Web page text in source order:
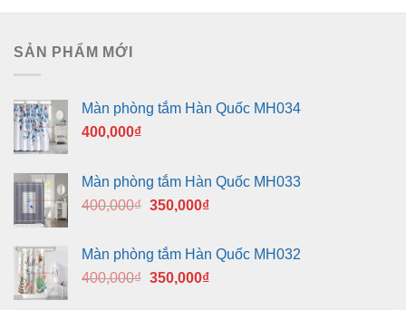
SẢN PHẨM MỚI
Màn phòng tắm Hàn Quốc MH034
400,000₫
Màn phòng tắm Hàn Quốc MH033
400,000₫ Giá
400,000₫.
350,000₫Giá
là:
350,000₫.
Màn phòng tắm Hàn Quốc MH032
400,000₫ Giá
350,000₫Giá